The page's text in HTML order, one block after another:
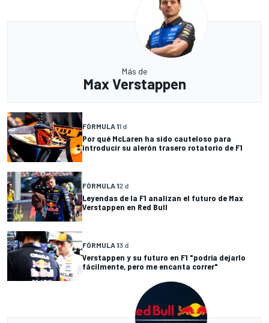
Más de
Max Verstappen
FÓRMULA 11 d
Por qué McLaren ha sido cauteloso para
introducir su alerón trasero rotatorio de F1
FÓRMULA 12 d
Leyendas de la F1 analizan el futuro de Max
Verstappen en Red Bull
FÓRMULA 13 d
Verstappen y su futuro en F1 "podría dejarlo
fácilmente, pero me encanta correr"